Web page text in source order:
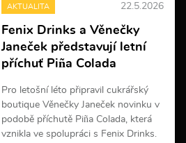
i
f
o
r
c
í
AKTUALITA 22.5.2026
Fenix Drinks a Věnečky
Janeček představují letní
příchuť Piña Colada
Pro letošní léto připravil cukrářský
boutique Věnečky Janeček novinku v
podobě příchutě Piña Colada, která
vznikla ve spolupráci s Fenix Drinks.